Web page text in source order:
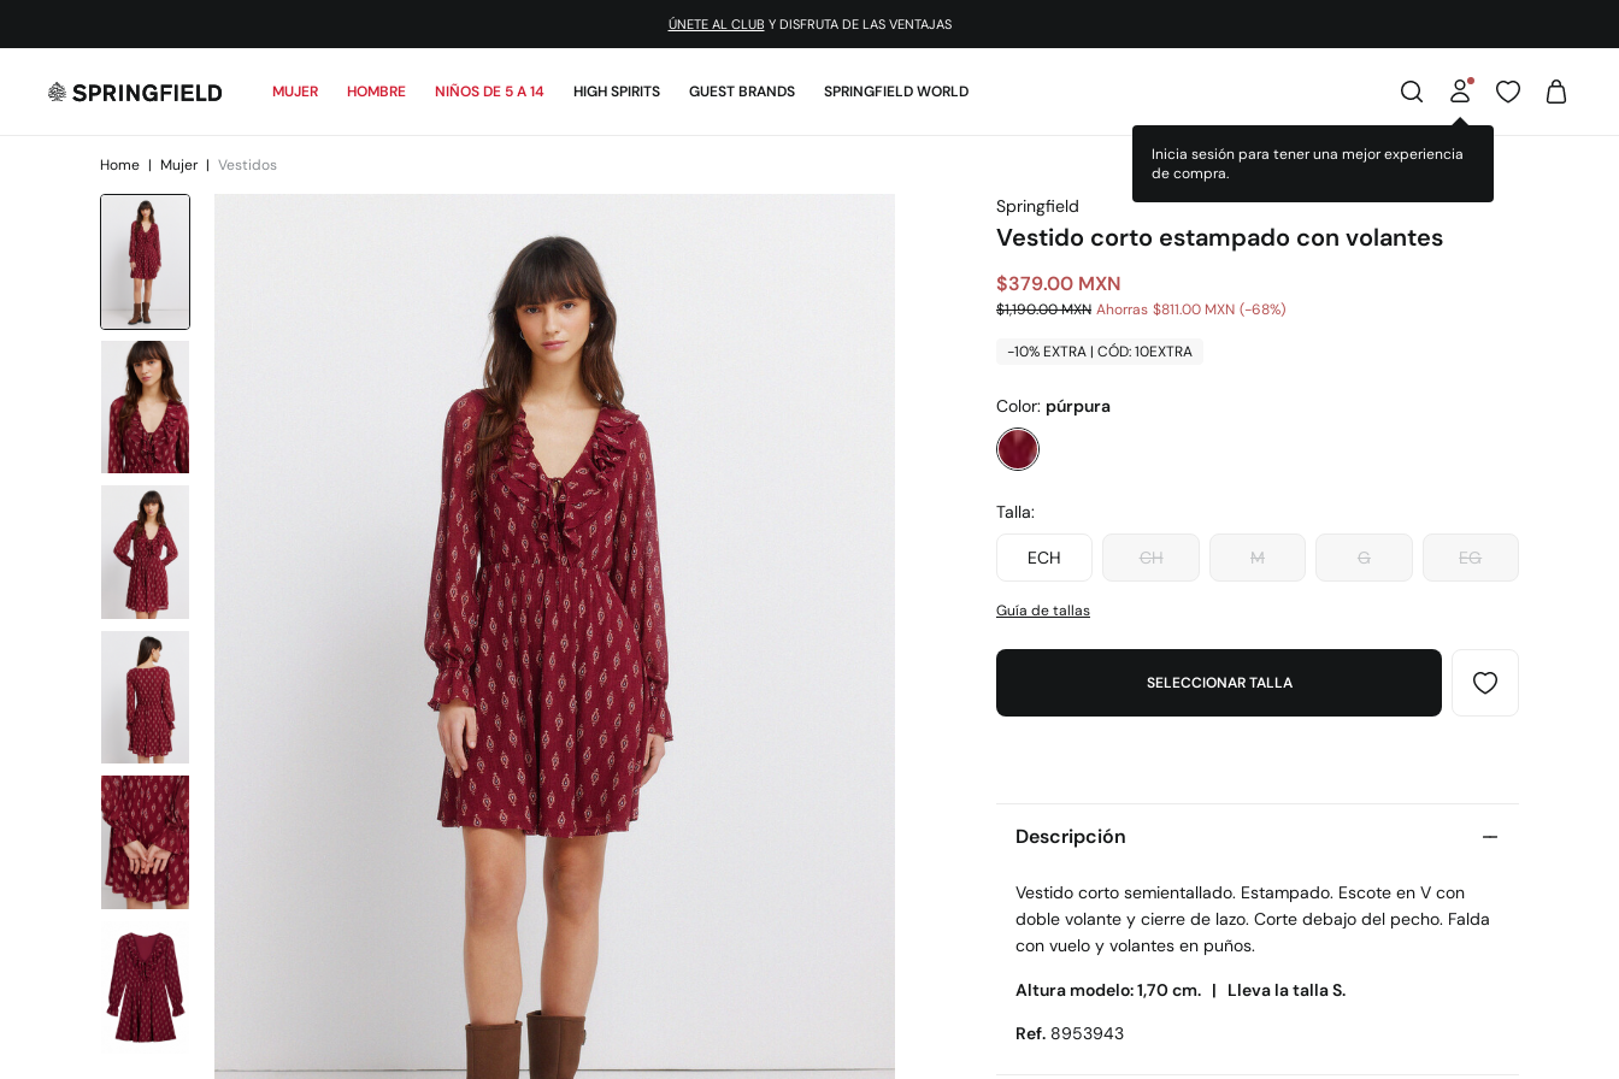
¡DESCARGA LA APP!
MUJER HOMBRE NIÑOS DE 5 A 14 HIGH SPIRITS GUEST BRANDS SPRINGFIELD WORLD
Home | Mujer | Vestidos
Springfield
Vestido corto estampado con volantes
$379.00 MXN
$1,190.00 MXN Ahorras $811.00 MXN 68
-10% EXTRA | CÓD: 10EXTRA
Color: púrpura
Talla:
ECH CH M G EG
Guía de tallas
SELECCIONAR TALLA
Descripción
Vestido corto semientallado. Estampado. Escote en V con
doble volante y cierre de lazo. Corte debajo del pecho. Falda
con vuelo y volantes en puños.
Altura modelo: 1,70 cm. | Lleva la talla S.
Ref. 8953943